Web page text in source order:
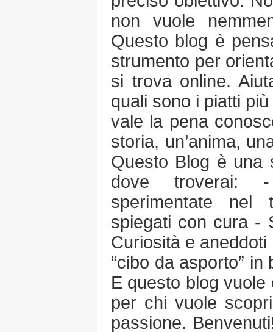
non vuole
Questo blog è
strumento per
si trova online.
quali sono i piatti
vale la pena
storia, un’anima,
Questo Blog è una
dove troverai:
sperimentate nel
spiegati con cura -
Curiosità e
“cibo da asporto”
E questo blog vuole
per chi vuole
passione.